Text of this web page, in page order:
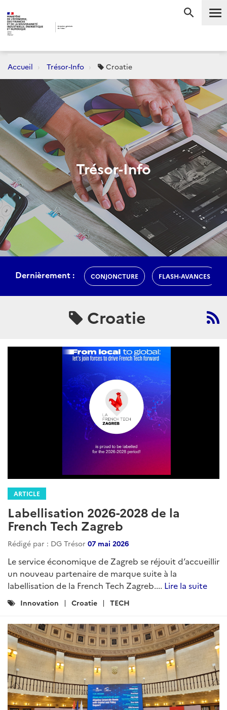
Accueil Trésor-Info Croatie
Trésor-Info
Dernièrement : CONJONCTURE FLASH-AVANCES
Croatie
ARTICLE
Labellisation 2026-2028 de la
French Tech Zagreb
Rédigé par : DG Trésor 07 mai 2026
Le service économique de Zagreb se réjouit d’accueillir
un nouveau partenaire de marque suite à la
labellisation de la French Tech Zagreb.... Lire la suite
Catégories
Innovation Croatie TECH